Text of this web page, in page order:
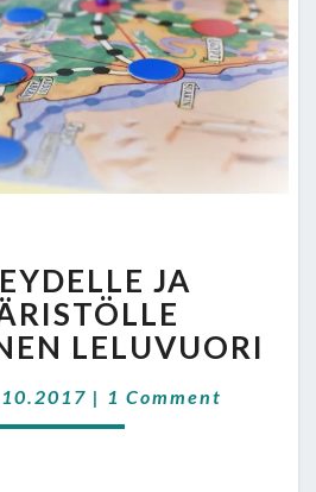
JA
YMPÄRISTÖLLE
HAITALLINEN
LELUVUORI
JA
LELUVUORI
| Comments
1 Comment